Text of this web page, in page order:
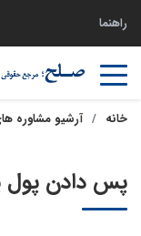
راهنما
خانه آرشیو مشاوره
پس دادن پول